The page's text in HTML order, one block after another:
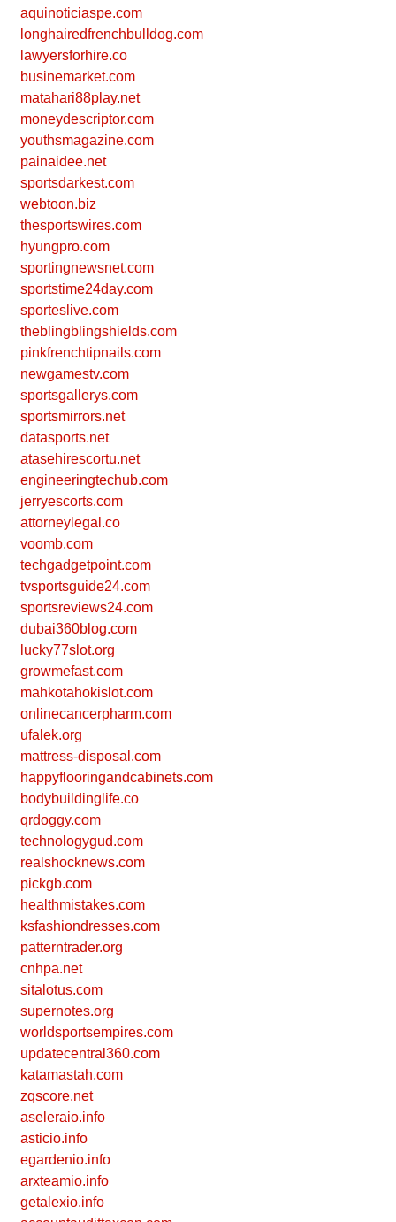
aquinoticiaspe.com
longhairedfrenchbulldog.com
lawyersforhire.co
businemarket.com
matahari88play.net
moneydescriptor.com
youthsmagazine.com
painaidee.net
sportsdarkest.com
webtoon.biz
thesportswires.com
hyungpro.com
sportingnewsnet.com
sportstime24day.com
sporteslive.com
theblingblingshields.com
pinkfrenchtipnails.com
newgamestv.com
sportsgallerys.com
sportsmirrors.net
datasports.net
atasehirescortu.net
engineeringtechub.com
jerryescorts.com
attorneylegal.co
voomb.com
techgadgetpoint.com
tvsportsguide24.com
sportsreviews24.com
dubai360blog.com
lucky77slot.org
growmefast.com
mahkotahokislot.com
onlinecancerpharm.com
ufalek.org
mattress-disposal.com
happyflooringandcabinets.com
bodybuildinglife.co
qrdoggy.com
technologygud.com
realshocknews.com
pickgb.com
healthmistakes.com
ksfashiondresses.com
patterntrader.org
cnhpa.net
sitalotus.com
supernotes.org
worldsportsempires.com
updatecentral360.com
katamastah.com
zqscore.net
aseleraio.info
asticio.info
egardenio.info
arxteamio.info
getalexio.info